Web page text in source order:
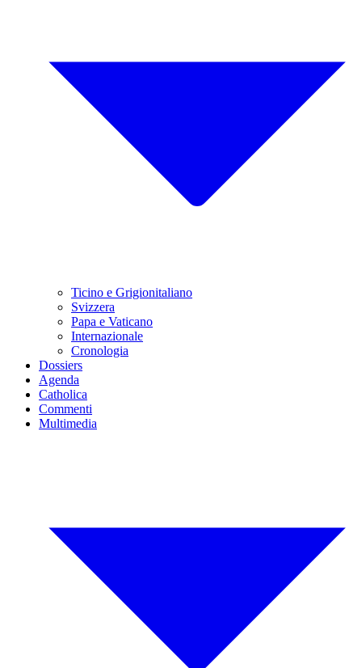
Ticino e Grigionitaliano
Svizzera
Papa e Vaticano
Internazionale
Cronologia
Dossiers
Agenda
Catholica
Commenti
Multimedia